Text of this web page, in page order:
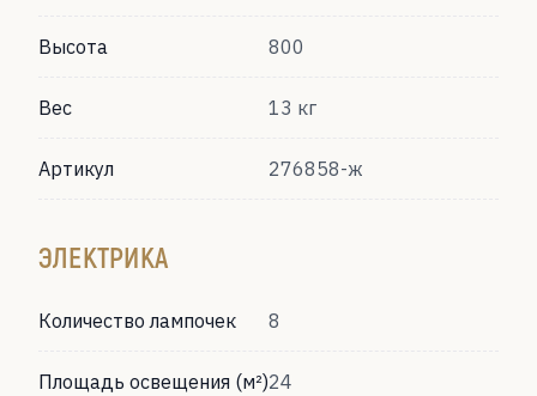
Высота 800
Вес 13 кг
Артикул 276858-ж
ЭЛЕКТРИКА
Количество лампочек 8
Площадь освещения (м²)24